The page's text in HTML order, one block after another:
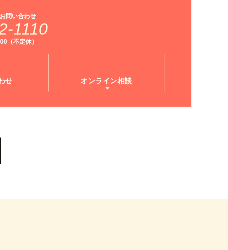
問い合わせ
1110
（不定休）
せ オンライン相談